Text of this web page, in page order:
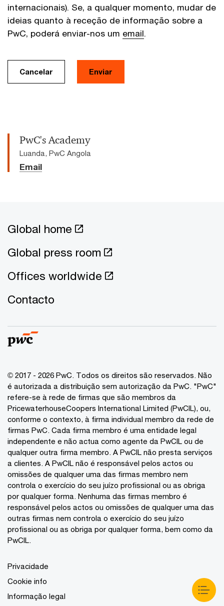
internacionais). Se, a qualquer momento, mudar de
ideias quanto à receção de informação sobre a
PwC, poderá enviar-nos um email.
Cancelar Enviar
PwC's Academy
Luanda, PwC Angola
Email
Global home
Global press room
Offices worldwide
Contacto
© 2017 - 2026 PwC. Todos os direitos são reservados. Não
é autorizada a distribuição sem autorização da PwC. "PwC"
refere-se à rede de firmas que são membros da
PricewaterhouseCoopers International Limited (PwCIL), ou,
conforme o contexto, à firma individual membro da rede de
firmas PwC. Cada firma membro é uma entidade legal
independente e não actua como agente da PwCIL ou de
qualquer outra firma membro. A PwCIL não presta serviços
a clientes. A PwCIL não é responsável pelos actos ou
omissões de qualquer uma das firmas membro nem
controla o exercício do seu juízo profissional ou as obriga
por qualquer forma. Nenhuma das firmas membro é
responsável pelos actos ou omissões de qualquer uma das
outras firmas nem controla o exercício do seu juízo
profissional ou as obriga por qualquer forma, bem como da
PwCIL.
Privacidade
Cookie info
Informação legal